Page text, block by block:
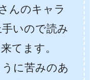
んのキャラ
いので読み
てます。
に苦みのあ